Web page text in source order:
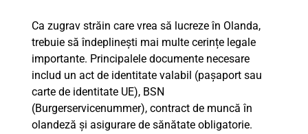
Ca zugrav străin care vrea să lucreze în Olanda,
trebuie să îndeplinești mai multe cerințe legale
importante. Principalele documente necesare
includ un act de identitate valabil (pașaport sau
carte de identitate UE), BSN
(Burgerservicenummer), contract de muncă în
olandeză și asigurare de sănătate obligatorie.